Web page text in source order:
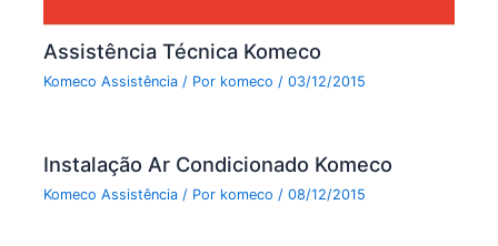
Assistência Técnica Komeco
Komeco Assistência / Por komeco/03/12/2015
Instalação Ar Condicionado Komeco
Komeco Assistência / Por komeco /08/12/2015